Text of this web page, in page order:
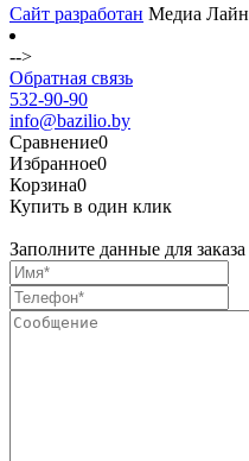
Сайт разработан Медиа Лайн
-->
Обратная связь
532-90-90
info@bazilio.by
Сравнение0
Избранное0
Корзина0
Купить в один клик
Заполните данные для заказа